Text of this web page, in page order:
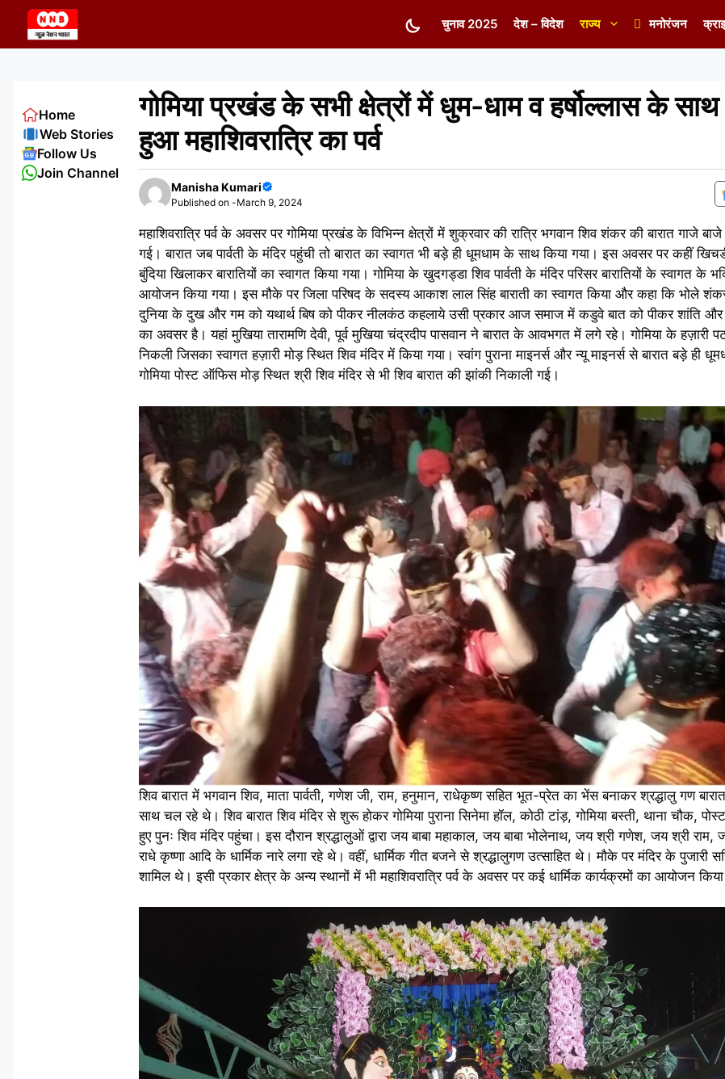
content
चुनाव 2025 देश – विदेश राज्य मनोरंजन
गोमिया प्रखंड के सभी क्षेत्रों में धुम-धाम व हर्षोल्लास के
हुआ महाशिवरात्रि का पर्व
Manisha Kumari
Published on -March 9, 2024
महाशिवरात्रि पर्व के अवसर पर गोमिया प्रखंड के विभिन्न क्षेत्रों में शुक्रवार की रात्रि भगवान शिव शंकर की बारात गाजे
गई। बारात जब पार्वती के मंदिर पहुंची तो बारात का स्वागत भी बड़े ही धूमधाम के साथ किया गया। इस अवसर पर कहीं
बुंदिया खिलाकर बारातियों का स्वागत किया गया। गोमिया के खुदगड्डा शिव पार्वती के मंदिर परिसर बारातियों के स्वागत के
आयोजन किया गया। इस मौके पर जिला परिषद के सदस्य आकाश लाल सिंह बाराती का स्वागत किया और कहा कि भोले
दुनिया के दुख और गम को यथार्थ बिष को पीकर नीलकंठ कहलाये उसी प्रकार आज समाज में कडुवे बात को पीकर शांति
का अवसर है। यहां मुखिया तारामणि देवी, पूर्व मुखिया चंद्रदीप पासवान ने बारात के आवभगत में लगे रहे। गोमिया के हज़ारी
निकली जिसका स्वागत हज़ारी मोड़ स्थित शिव मंदिर में किया गया। स्वांग पुराना माइनर्स और न्यू माइनर्स से बारात बड़े ही
गोमिया पोस्ट ऑफिस मोड़ स्थित श्री शिव मंदिर से भी शिव बारात की झांकी निकाली गई।
शिव बारात में भगवान शिव, माता पार्वती, गणेश जी, राम, हनुमान, राधेकृष्ण सहित भूत-प्रेत का भेंस बनाकर श्रद्धालु गण
साथ चल रहे थे। शिव बारात शिव मंदिर से शुरू होकर गोमिया पुराना सिनेमा हॉल, कोठी टांड़, गोमिया बस्ती, थाना चौक,
हुए पुनः शिव मंदिर पहुंचा। इस दौरान श्रद्धालुओं द्वारा जय बाबा महाकाल, जय बाबा भोलेनाथ, जय श्री गणेश, जय श्री
राधे कृष्णा आदि के धार्मिक नारे लगा रहे थे। वहीं, धार्मिक गीत बजने से श्रद्धालुगण उत्साहित थे। मौके पर मंदिर के पुजारी
शामिल थे। इसी प्रकार क्षेत्र के अन्य स्थानों में भी महाशिवरात्रि पर्व के अवसर पर कई धार्मिक कार्यक्रमों का आयोजन
Home
Web Stories
Follow Us
Join Channel